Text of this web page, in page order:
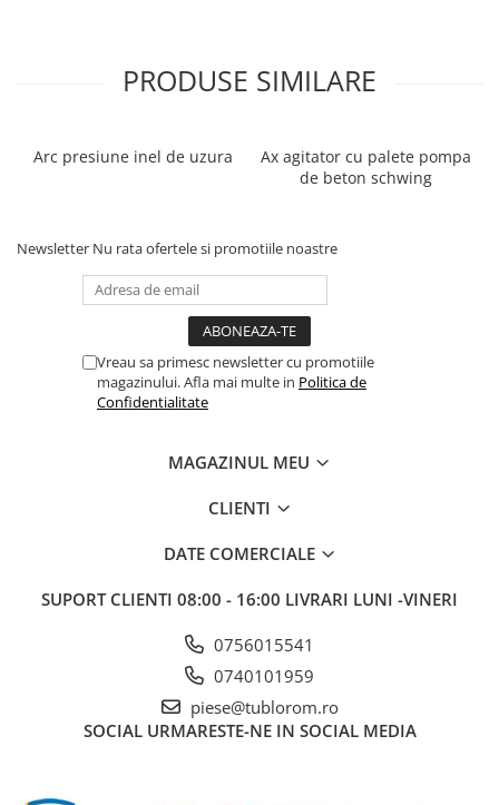
PRODUSE SIMILARE
Arc presiune inel de uzura
Ax agitator cu palete pompa
de beton schwing
Newsletter Nu rata ofertele si promotiile noastre
Vreau sa primesc newsletter cu promotiile
magazinului. Afla mai multe in Politica de
Confidentialitate
MAGAZINUL MEU
CLIENTI
DATE COMERCIALE
SUPORT CLIENTI 08:00 - 16:00 LIVRARI LUNI -VINERI
0756015541
0740101959
piese@tublorom.ro
SOCIAL URMARESTE-NE IN SOCIAL MEDIA